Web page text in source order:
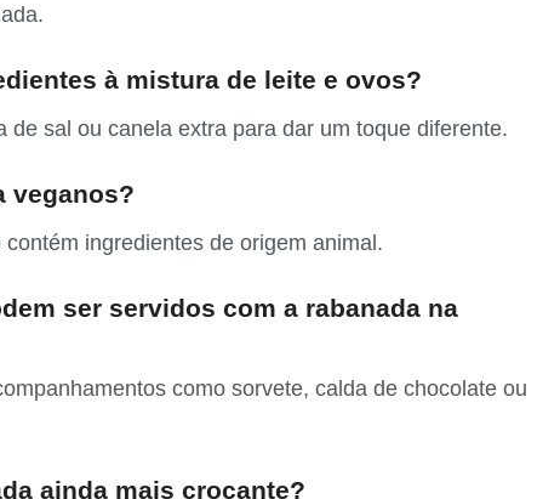
à mistura de leite e ovos?
de sal ou canela extra para dar um toque diferente.
veganos?
ingredientes de origem animal.
ser servidos com a rabanada na
como sorvete, calda de chocolate ou
ainda mais crocante?